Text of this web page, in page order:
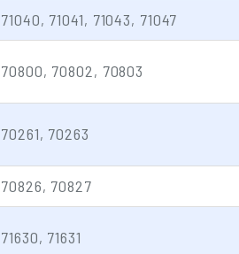
71040, 71041, 71043, 71047
70800, 70802, 70803
70261, 70263
70826, 70827
71630, 71631